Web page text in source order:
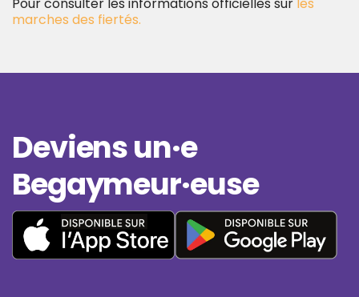
marches des fiertés.
Deviens un·e
Begaymeur·euse